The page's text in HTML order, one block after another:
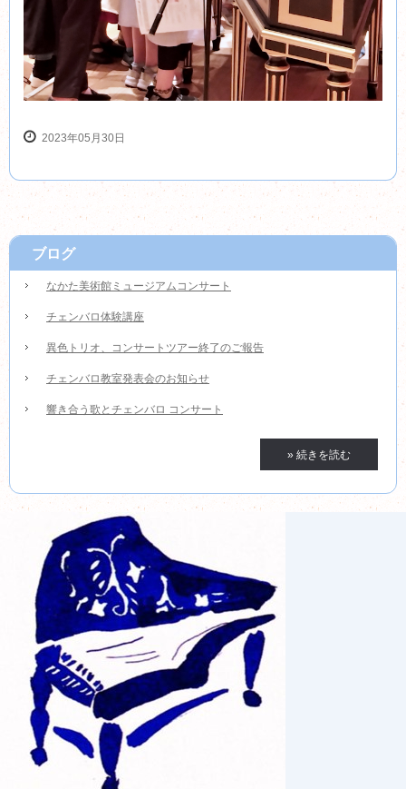
2023年05月30日
ブログ
なかた美術館ミュージアムコンサート
チェンバロ体験講座
異色トリオ、コンサートツアー終了のご報告
チェンバロ教室発表会のお知らせ
響き合う歌とチェンバロ コンサート
» 続きを読む